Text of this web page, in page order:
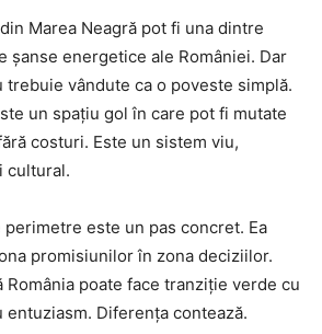
Marea Neagră pot fi una dintre
șanse energetice ale României. Dar
trebuie vândute ca o poveste simplă.
un spațiu gol în care pot fi mutate
costuri. Este un sistem viu,
cultural.
este un pas concret. Ea
promisiunilor în zona deciziilor.
România poate face tranziție verde cu
entuziasm. Diferența contează.